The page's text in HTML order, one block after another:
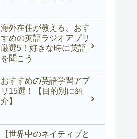
海外在住が教える、おす
すめの英語ラジオアプリ
厳選5！好きな時に英語
を聞こう
おすすめの英語学習アプ
リ15選！【目的別に紹
介】
【世界中のネイティブと